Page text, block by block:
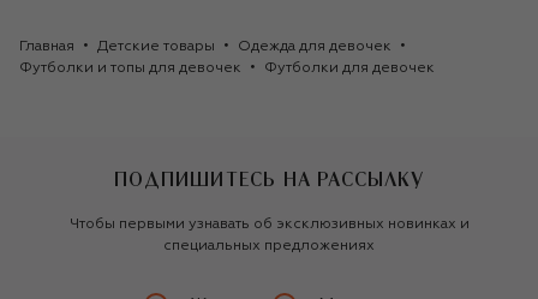
Главная Детские товары
Одежда для девочек
Футболки и топы для девочек
Футболки для девочек
ПОДПИШИТЕСЬ НА РАССЫЛКУ
Чтобы первыми узнавать об эксклюзивных новинках и
специальных предложениях